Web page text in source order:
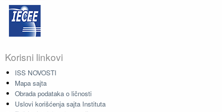
Korisni linkovi
ISS NOVOSTI
Mapa sajta
Obrada podataka o ličnosti
Uslovi korišćenja sajta Instituta